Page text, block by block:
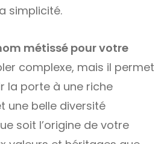
simplicité.
métissé pour votre
complexe, mais il permet
la porte à une riche
une belle diversité
soit l’origine de votre